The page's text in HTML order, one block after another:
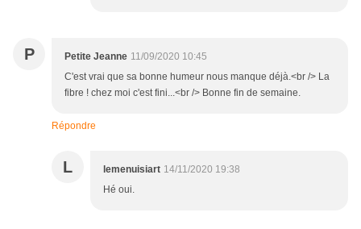
P Petite Jeanne 11/09/2020 10:45
C'est vrai que sa bonne humeur nous manque déjà.<br /> La
fibre ! chez moi c'est fini...<br /> Bonne fin de semaine.
Répondre
L lemenuisiart 14/11/2020 19:38
Hé oui.